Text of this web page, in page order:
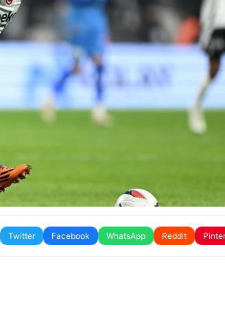
Twitter Facebook WhatsApp Reddit